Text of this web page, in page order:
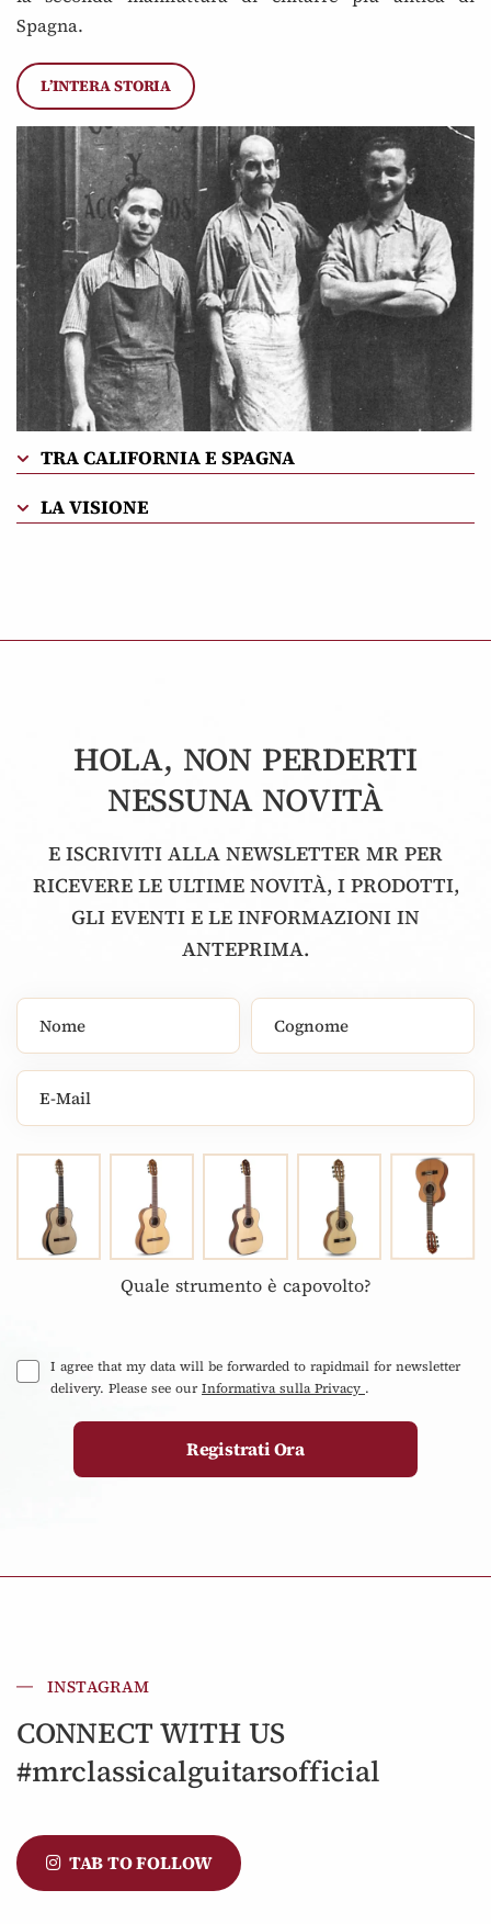
Spagna.
L’INTERA STORIA
TRA CALIFORNIA E SPAGNA
LA VISIONE
HOLA, NON PERDERTI
NESSUNA NOVITÀ
E ISCRIVITI ALLA NEWSLETTER MR PER
RICEVERE LE ULTIME NOVITÀ, I PRODOTTI,
GLI EVENTI E LE INFORMAZIONI IN
ANTEPRIMA.
Quale strumento è capovolto?
I agree that my data will be forwarded to rapidmail for newsletter
delivery. Please see ourInformativa sulla Privacy .
Registrati Ora
INSTAGRAM
CONNECT WITH US
#mrclassicalguitarsofficial
TAB TO FOLLOW